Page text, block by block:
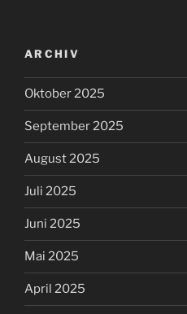
ARCHIV
Oktober 2025
September 2025
August 2025
Juli 2025
Juni 2025
Mai 2025
April 2025